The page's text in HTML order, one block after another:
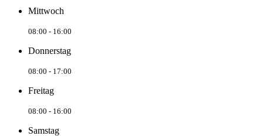
Mittwoch
08:00 - 16:00
Donnerstag
08:00 - 17:00
Freitag
08:00 - 16:00
Samstag